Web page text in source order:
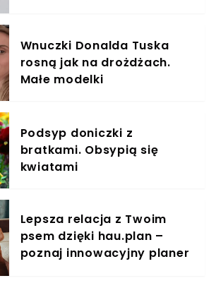
Wnuczki Donalda Tuska
rosną jak na drożdżach.
Małe modelki
Podsyp doniczki z
bratkami. Obsypią się
kwiatami
Lepsza relacja z Twoim
psem dzięki hau.plan –
poznaj innowacyjny planer